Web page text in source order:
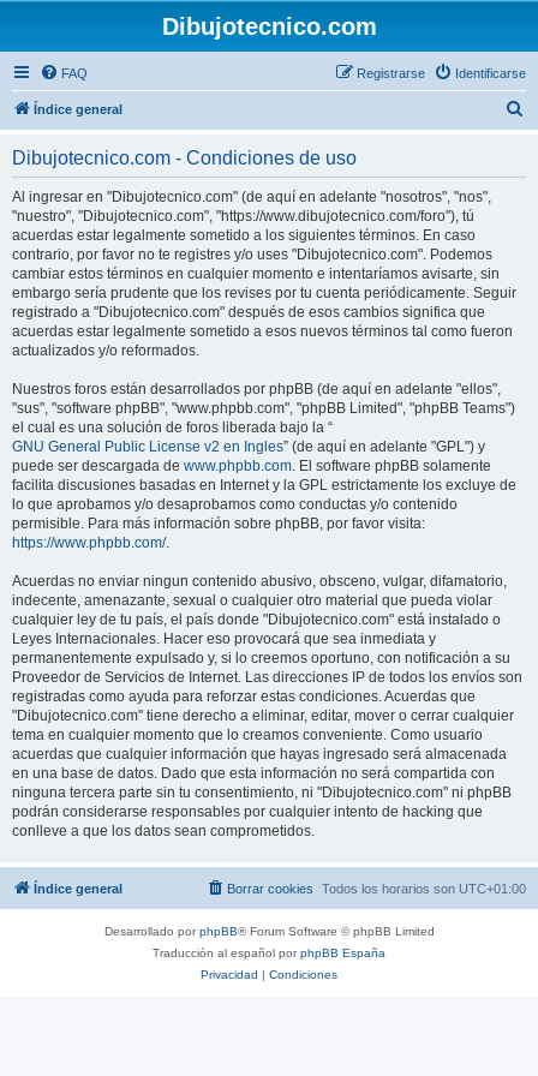
Dibujotecnico.com
FAQ Identificarse
Registrarse
Índice general
Dibujotecnico.com - Condiciones de uso
Al ingresar en "Dibujotecnico.com" (de aquí en adelante "nosotros", "nos",
"nuestro", "Dibujotecnico.com", "https://www.dibujotecnico.com/foro"), tú
acuerdas estar legalmente sometido a los siguientes términos. En caso
contrario, por favor no te registres y/o uses "Dibujotecnico.com". Podemos
cambiar estos términos en cualquier momento e intentaríamos avisarte, sin
embargo sería prudente que los revises por tu cuenta periódicamente. Seguir
registrado a "Dibujotecnico.com" después de esos cambios significa que
acuerdas estar legalmente sometido a esos nuevos términos tal como fueron
actualizados y/o reformados.
Nuestros foros están desarrollados por phpBB (de aquí en adelante "ellos",
"sus", "software phpBB", "www.phpbb.com", "phpBB Limited", "phpBB Teams")
el cual es una solución de foros liberada bajo la “
GNU General Public License v2 en Ingles” (de aquí en adelante "GPL") y
puede ser descargada de www.phpbb.com. El software phpBB solamente
facilita discusiones basadas en Internet y la GPL estrictamente los excluye de
lo que aprobamos y/o desaprobamos como conductas y/o contenido
permisible. Para más información sobre phpBB, por favor visita:
https://www.phpbb.com/.
Acuerdas no enviar ningun contenido abusivo, obsceno, vulgar, difamatorio,
indecente, amenazante, sexual o cualquier otro material que pueda violar
cualquier ley de tu país, el país donde "Dibujotecnico.com" está instalado o
Leyes Internacionales. Hacer eso provocará que sea inmediata y
permanentemente expulsado y, si lo creemos oportuno, con notificación a su
Proveedor de Servicios de Internet. Las direcciones IP de todos los envíos son
registradas como ayuda para reforzar estas condiciones. Acuerdas que
"Dibujotecnico.com" tiene derecho a eliminar, editar, mover o cerrar cualquier
tema en cualquier momento que lo creamos conveniente. Como usuario
acuerdas que cualquier información que hayas ingresado será almacenada
en una base de datos. Dado que esta información no será compartida con
ninguna tercera parte sin tu consentimiento, ni "Dibujotecnico.com" ni phpBB
podrán considerarse responsables por cualquier intento de hacking que
conlleve a que los datos sean comprometidos.
Índice general Todos los horarios son UTC+01:00
Borrar cookies
Desarrollado porphpBB® Forum Software © phpBB Limited
Traducción al español porphpBB España
Privacidad | Condiciones